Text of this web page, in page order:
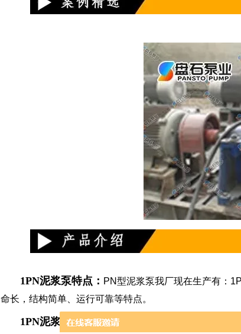
1PN泥浆泵特点： PN型泥浆泵我厂现在生产有：
命长，结构简单、运行可靠等特点。
1PN泥浆泵优点：过流部分承磨件采用了耐磨铸铁